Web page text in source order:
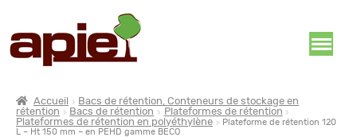
Accueil
Bacs de rétention, Conteneurs de stockage en
rétention
Bacs de rétention
Plateformes de rétention
Plateformes de rétention en polyéthylène
Plateforme de rétention 120
L – Ht 150 mm – en PEHD gamme BECO